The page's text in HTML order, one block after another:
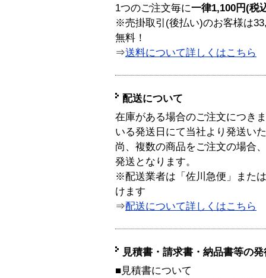
1つのご注文毎に一律1,100円(税
※売掛取引(後払い)のお客様は
無料！
⇒送料について詳しくはこちら
配送について
在庫がある場合のご注文につき
いる発送日にて当社より発送い
尚、複数の商品をご注文の場合
発送となります。
※配送業者は「佐川急便」また
けます
⇒配送について詳しくはこちら
見積書・請求書・納品書等の
■見積書について